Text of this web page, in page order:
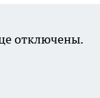
отключены.